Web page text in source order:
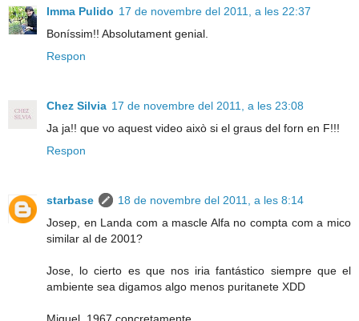
Imma Pulido 17 de novembre del 2011, a les 22:37
Boníssim!! Absolutament genial.
Respon
Chez Silvia 17 de novembre del 2011, a les 23:08
Ja ja!! que vo aquest video això si el graus del forn en F!!!
Respon
starbase
18 de novembre del 2011, a les 8:14
Josep, en Landa com a mascle Alfa no compta com a mico
similar al de 2001?
Jose, lo cierto es que nos iria fantástico siempre que el
ambiente sea digamos algo menos puritanete XDD
Miquel, 1967 concretamente.